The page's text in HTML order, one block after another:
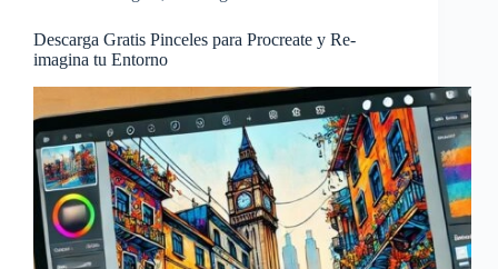
Descarga Gratis Pinceles para Procreate y Re-
imagina tu Entorno